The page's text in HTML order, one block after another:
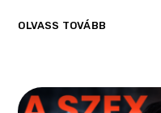
OLVASS TOVÁBB